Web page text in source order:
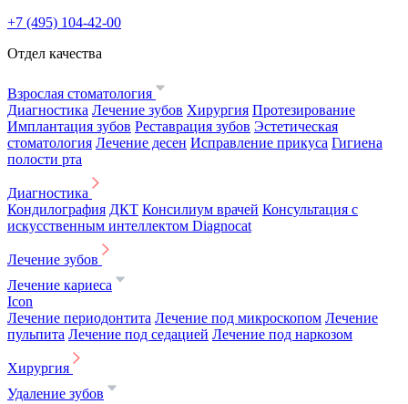
+7 (495) 104-42-00
Отдел качества
Взрослая стоматология
Диагностика Лечение зубов Хирургия Протезирование
Имплантация зубов Реставрация зубов Эстетическая
стоматология Лечение десен Исправление прикуса Гигиена
полости рта
Диагностика
Кондилография ДКТ Консилиум врачей Консультация с
искусственным интеллектом Diagnocat
Лечение зубов
Лечение кариеса
Icon
Лечение периодонтита Лечение под микроскопом Лечение
пульпита Лечение под седацией Лечение под наркозом
Хирургия
Удаление зубов